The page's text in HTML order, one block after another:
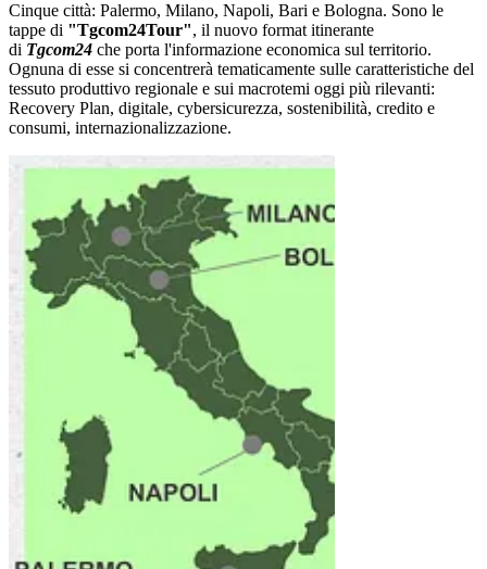
Cinque città: Palermo, Milano, Napoli, Bari e Bologna. Sono le
tappe di "Tgcom24Tour", il nuovo format itinerante
di Tgcom24 che porta l'informazione economica sul territorio.
Ognuna di esse si concentrerà tematicamente sulle caratteristiche del
tessuto produttivo regionale e sui macrotemi oggi più rilevanti:
Recovery Plan, digitale, cybersicurezza, sostenibilità, credito e
consumi, internazionalizzazione.